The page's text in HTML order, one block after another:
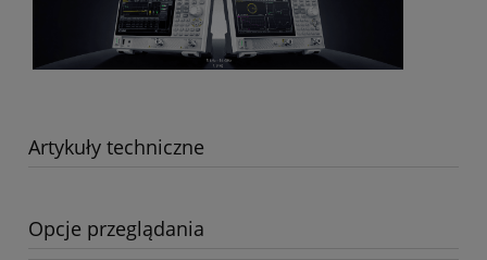
Artykuły techniczne
Opcje przeglądania